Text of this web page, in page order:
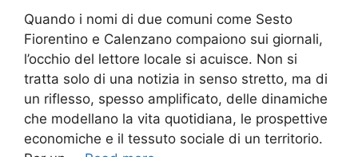
Quando i nomi di due comuni come Sesto
Fiorentino e Calenzano compaiono sui giornali,
l’occhio del lettore locale si acuisce. Non si
tratta solo di una notizia in senso stretto, ma di
un riflesso, spesso amplificato, delle dinamiche
che modellano la vita quotidiana, le prospettive
economiche e il tessuto sociale di un territorio.